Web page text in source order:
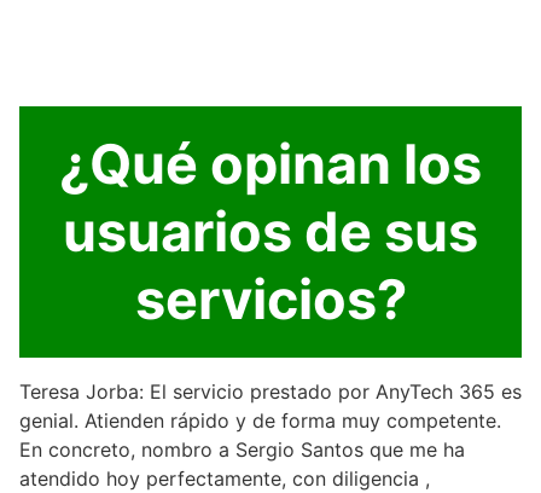
¿Qué opinan los
usuarios de sus
servicios?
Teresa Jorba: El servicio prestado por AnyTech 365 es
genial. Atienden rápido y de forma muy competente.
En concreto, nombro a Sergio Santos que me ha
atendido hoy perfectamente, con diligencia ,